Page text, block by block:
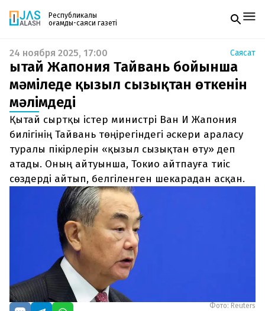
Республикалық
қоғамдық-саяси газеті
Жаңалықтар
Спорт
Live
Руханият
Аймақ
Архив
Заң және тәртіп
Редакциямен байланыс
+7 708 604 51 06
Жарнама бөлімі
+7 701 220 64 52
zhasalash100@gmail.com
Газетке жазылу
PDF форматтағы газетті ай сайын электронды
поштаңызға алып отырыңыз. Жаңа нөмір
шыққан сәтте сізге бірден жіберіледі. Тек email
енгізіңіз, біз қалғанын өзіміз жібереміз.
24 ноября 2025, 17:00 Саясат
Қытай Жапония Тайвань бойынша
мәміледе қызыл сызықтан өткенін
мәлімдеді
Қытай сыртқы істер министрі Ван И Жапония
билігінің Тайвань төңірегіндегі әскери араласу
туралы пікірлерін «қызыл сызықтан өту» деп
атады. Оның айтуынша, Токио айтпауға тиіс
сөздерді айтып, белгіленген шекарадан асқан.
Фото: Reuters